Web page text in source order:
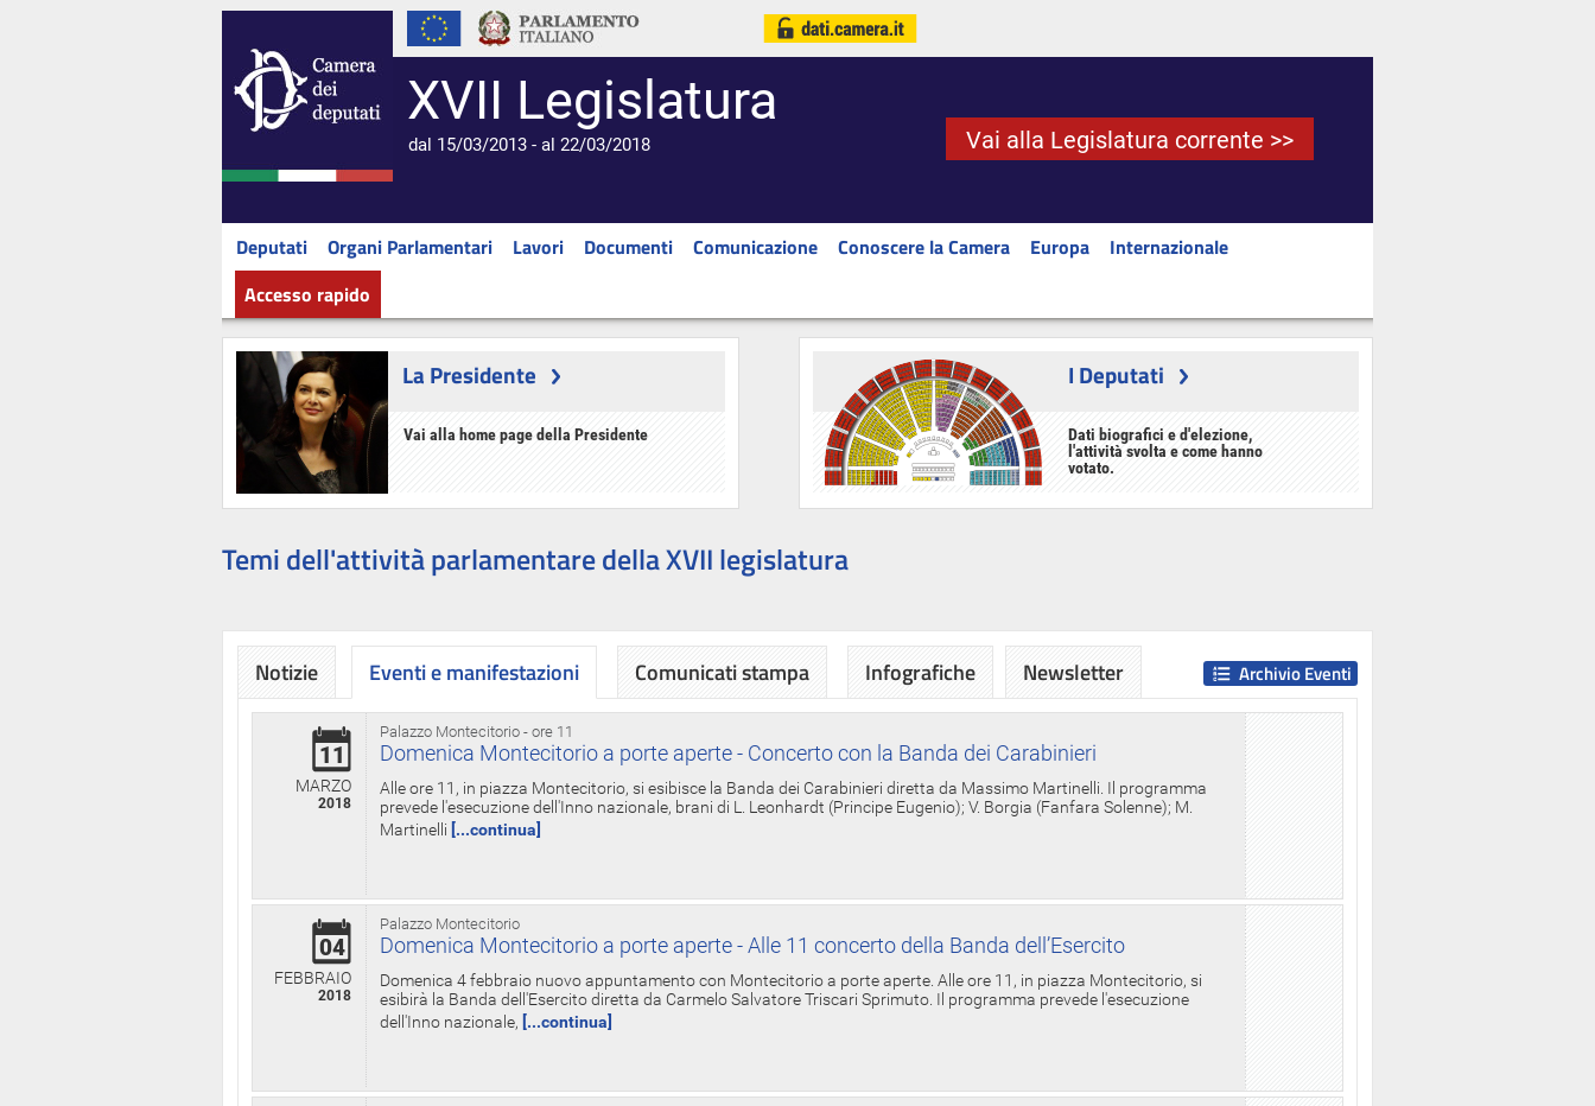
XVII Legislatura
dal 15/03/2013 - al 22/03/2018 Vai alla Legislatura corrente >>
Deputati Organi Parlamentari Lavori Documenti Comunicazione Conoscere la Camera Europa
Internazionale
Accesso rapido
La Presidente
Vai alla home page della Presidente
I Deputati
Dati biografici e d'elezione,
l'attività svolta e come hanno
votato.
Temi dell'attività parlamentare della XVII legislatura
Notizie Eventi e manifestazioni
Palazzo Montecitorio - ore 11
11
MARZO
2018
Domenica Montecitorio a porte aperte - Concerto con la Banda dei Carabinieri
Alle ore 11, in piazza Montecitorio, si esibisce la Banda dei Carabinieri diretta da Massimo Martinelli. Il programma
prevede l'esecuzione dell'Inno nazionale, brani di L. Leonhardt (Principe Eugenio); V. Borgia (Fanfara Solenne); M.
Martinelli [...continua]
Palazzo Montecitorio
04
FEBBRAIO
2018
Domenica Montecitorio a porte aperte - Alle 11 concerto della Banda dell’Esercito
Domenica 4 febbraio nuovo appuntamento con Montecitorio a porte aperte. Alle ore 11, in piazza Montecitorio, si
esibirà la Banda dell'Esercito diretta da Carmelo Salvatore Triscari Sprimuto. Il programma prevede l'esecuzione
dell'Inno nazionale, [...continua]
Archivio Eventi
Comunicati stampa Infografiche Newsletter